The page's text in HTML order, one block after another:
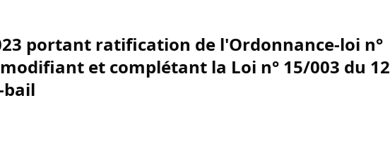
portant ratification de l'Ordonnance-loi n°
et complétant la Loi n° 15/003 du 12